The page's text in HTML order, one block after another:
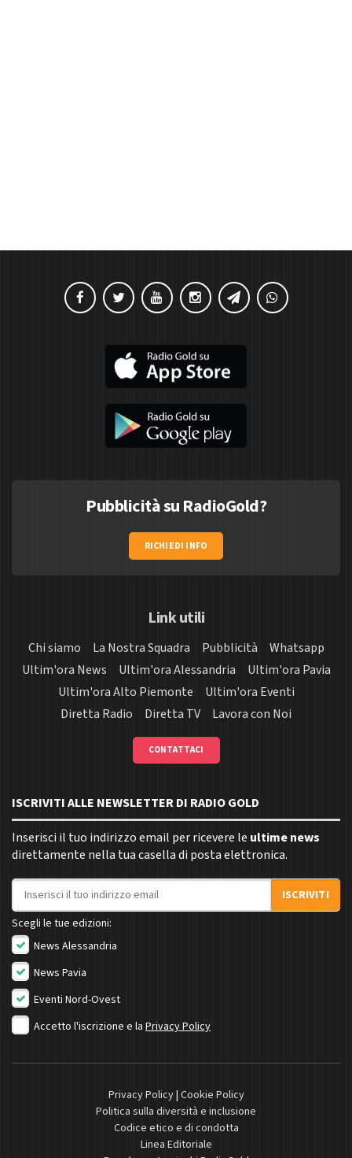
Pubblicità su RadioGold?
RICHIEDI INFO
Link utili
Chi siamo La Nostra Squadra Pubblicità
Whatsapp
Ultim'ora News
Ultim'ora Alessandria
Ultim'ora Pavia
Ultim'ora Alto Piemonte
Ultim'ora Eventi
Diretta Radio
Diretta TV Lavora con Noi
CONTATTACI
ISCRIVITI ALLE NEWSLETTER DI RADIO GOLD
Inserisci il tuo indirizzo email per ricevere le ultime news
direttamente nella tua casella di posta elettronica.
Indirizzo email
ISCRIVITI
Scegli le tue edizioni:
News Alessandria
News Pavia
Eventi Nord-Ovest
Accetto l'iscrizione e la Privacy Policy
Privacy Policy| Cookie Policy
Politica sulla diversità e inclusione
Codice etico e di condotta
Linea Editoriale